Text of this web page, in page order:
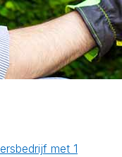
met 1